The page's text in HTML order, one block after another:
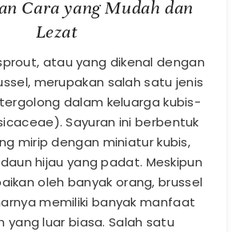
Cara yang Mudah dan
Lezat
atau yang dikenal dengan
merupakan salah satu jenis
dalam keluarga kubis-
Sayuran ini berbentuk
mirip dengan miniatur kubis,
hijau yang padat. Meskipun
oleh banyak orang, brussel
memiliki banyak manfaat
yang luar biasa. Salah satu